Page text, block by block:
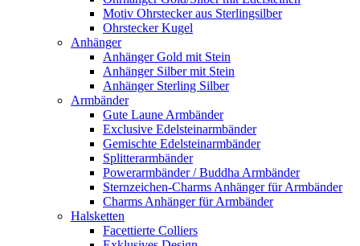
Motiv Ohrstecker aus Sterlingsilber
Ohrstecker Kugel
Anhänger
Anhänger Gold mit Stein
Anhänger Silber mit Stein
Anhänger Sterling Silber
Armbänder
Gute Laune Armbänder
Exclusive Edelsteinarmbänder
Gemischte Edelsteinarmbänder
Splitterarmbänder
Powerarmbänder / Buddha Armbänder
Sternzeichen-Charms Anhänger für Armbänder
Charms Anhänger für Armbänder
Halsketten
Facettierte Colliers